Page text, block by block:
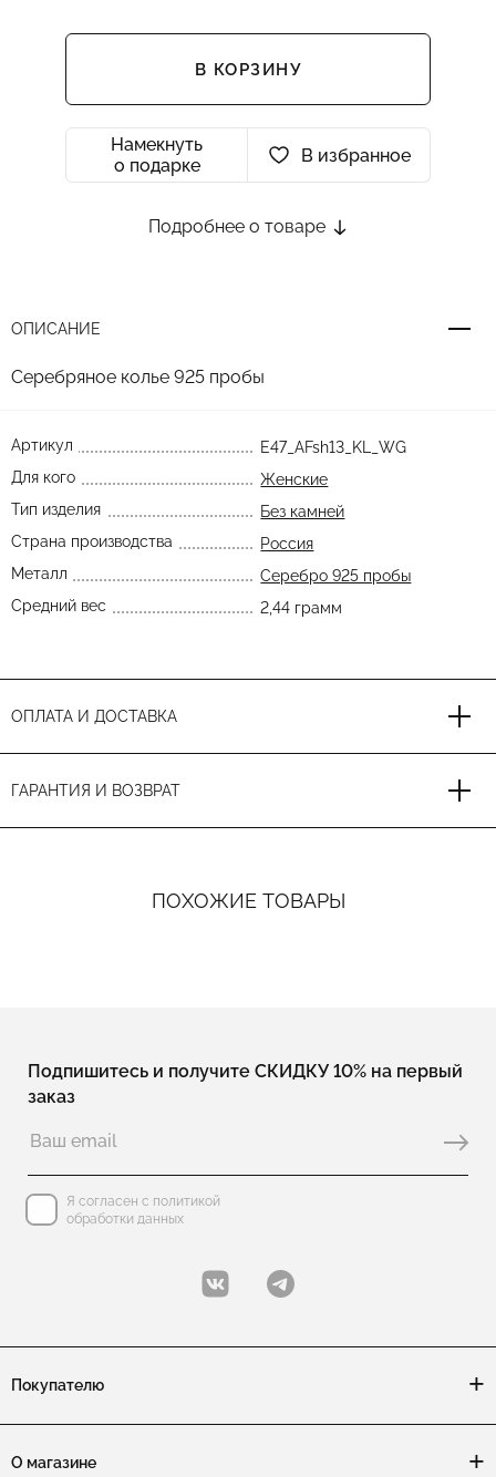
В КОРЗИНУ
Намекнуть
о подарке
В избранное
Подробнее о товаре
ОПИСАНИЕ
Серебряное колье 925 пробы
Артикул
E47_AFsh13_KL_WG
Для кого
Женские
Тип изделия
Без камней
Страна производства
Россия
Металл
Серебро 925 пробы
Средний вес
2,44 грамм
ОПЛАТА И ДОСТАВКА
ГАРАНТИЯ И ВОЗВРАТ
ПОХОЖИЕ ТОВАРЫ
Подпишитесь и получите СКИДКУ 10% на первый
заказ
Я согласен с политикой
обработки данных
Покупателю
О магазине